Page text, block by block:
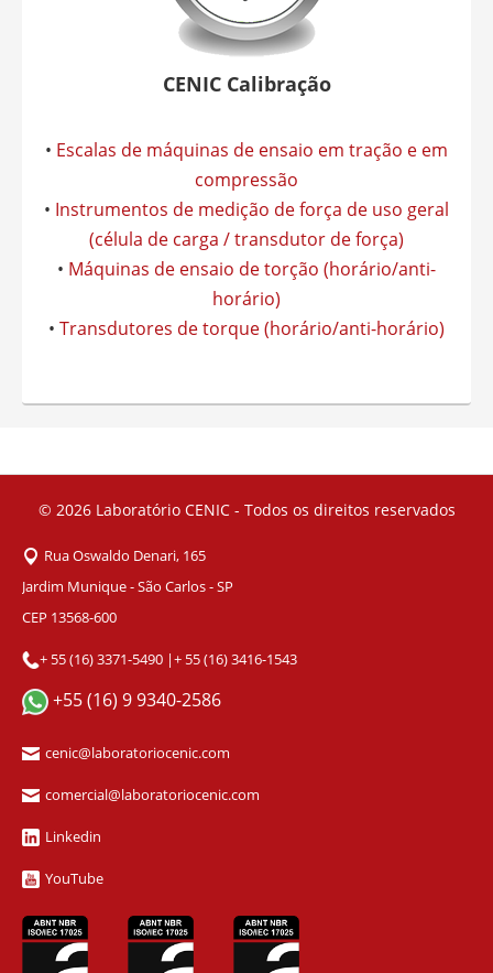
CENIC Calibração
• Escalas de máquinas de ensaio em tração e em
compressão
• Instrumentos de medição de força de uso geral
(célula de carga / transdutor de força)
• Máquinas de ensaio de torção (horário/anti-
horário)
• Transdutores de torque (horário/anti-horário)
© 2026 Laboratório CENIC - Todos os direitos reservados
Rua Oswaldo Denari, 165
Jardim Munique - São Carlos - SP
CEP 13568-600
+ 55 (16) 3371-5490 |+ 55 (16) 3416-1543
+55 (16) 9 9340-2586
cenic@laboratoriocenic.com
comercial@laboratoriocenic.com
Linkedin
YouTube